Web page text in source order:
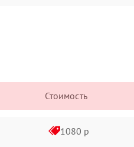
Стоимость
1080 р